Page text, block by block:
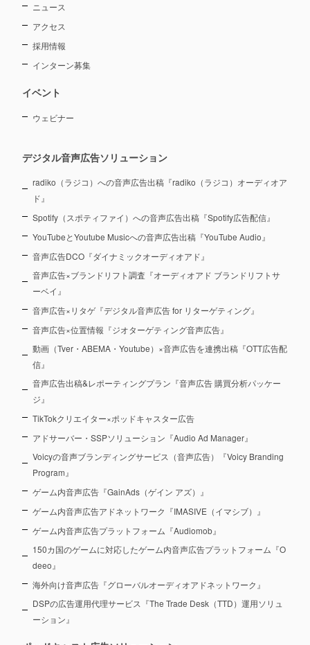
ニュース
アクセス
採用情報
インターン募集
イベント
ウェビナー
デジタル音声広告ソリューション
radiko（ラジコ）への音声広告出稿『radiko（ラジコ）オーディオア
ド』
Spotify（スポティファイ）への音声広告出稿『Spotify広告配信』
YouTubeとYoutube Musicへの音声広告出稿『YouTube Audio』
音声広告DCO『ダイナミックオーディオアド』
音声広告×ブランドリフト調査『オーディオアド ブランドリフトサ
ーベイ』
音声広告×リタゲ『デジタル音声広告 for リターゲティング』
音声広告×位置情報『ジオターゲティング音声広告』
動画（Tver・ABEMA・Youtube）×音声広告を連携出稿『OTT広告配
信』
音声広告出稿&レポーティングプラン『音声広告 購買分析パッケー
ジ』
TikTokクリエイター×ポッドキャスター広告
アドサーバー・SSPソリューション『Audio Ad Manager』
Voicyの音声ブランディングサービス（音声広告）『Voicy Branding
Program』
ゲーム内音声広告『GainAds（ゲイン アズ）』
ゲーム内音声広告アドネットワーク『IMASIVE（イマシブ）』
ゲーム内音声広告プラットフォーム『Audiomob』
150カ国のゲームに対応したゲーム内音声広告プラットフォーム『O
deeo』
海外向け音声広告『グローバルオーディオアドネットワーク』
DSPの広告運用代理サービス『The Trade Desk（TTD）運用ソリュ
ーション』